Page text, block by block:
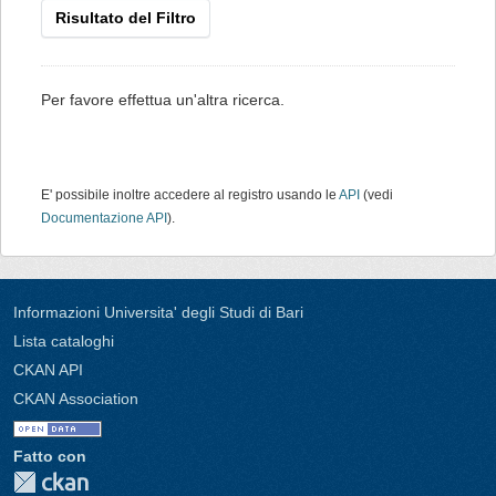
Risultato del Filtro
Per favore effettua un'altra ricerca.
E' possibile inoltre accedere al registro usando le API (vedi
Documentazione API ).
Informazioni Universita' degli Studi di Bari
Lista cataloghi
CKAN API
CKAN Association
Fatto con